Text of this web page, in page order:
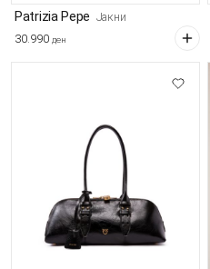
Patrizia Pepe Јакни
30.990 ден